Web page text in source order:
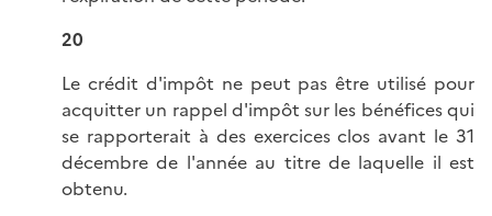
20
Le crédit d'impôt ne peut pas être utilisé pour
acquitter un rappel d'impôt sur les bénéfices qui
se rapporterait à des exercices clos avant le 31
décembre de l'année au titre de laquelle il est
obtenu.